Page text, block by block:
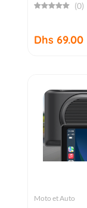
(0)
Dhs 69.00
Moto et Auto